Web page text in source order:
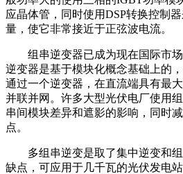
应晶体管，同时使用DSP转换控制
量，使它非常接近于正弦波电流。
组串逆变器已成为现在国际市场
逆变器是基于模块化概念基础上的
通过一个逆变器，在直流端具有最
并联并网。许多大型光伏电厂使用
串间模块差异和遮影的影响，同时
点。
多组串逆变是取了集中逆变和组
缺点，可应用于几千瓦的光伏发电